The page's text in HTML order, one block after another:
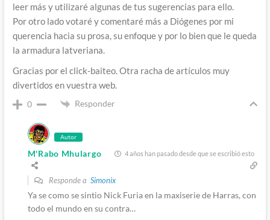
leer más y utilizaré algunas de tus sugerencias para ello.
Por otro lado votaré y comentaré más a Diógenes por mi
querencia hacia su prosa, su enfoque y por lo bien que le queda
la armadura latveriana.
Gracias por el click-baiteo. Otra racha de artículos muy
divertidos en vuestra web.
0 Responder
Autor
M'Rabo Mhulargo 4 años han pasado desde que se escribió esto
Responde a Simonix
Ya se como se sintio Nick Furia en la maxiserie de Harras, con
todo el mundo en su contra…